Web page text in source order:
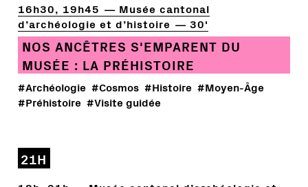
16h30, 19h45
Musée cantonal
d’archéologie et d’histoire
30'
NOS ANCÊTRES S'EMPARENT DU
MUSÉE : LA PRÉHISTOIRE
#Archéologie #Cosmos #Histoire #Moyen-Âge
#Préhistoire #Visite guidée
21H